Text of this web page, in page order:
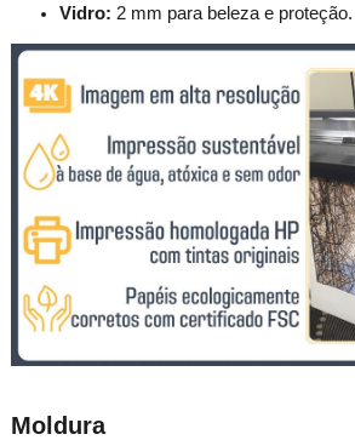
Vidro: 2 mm para beleza e proteção.
Moldura